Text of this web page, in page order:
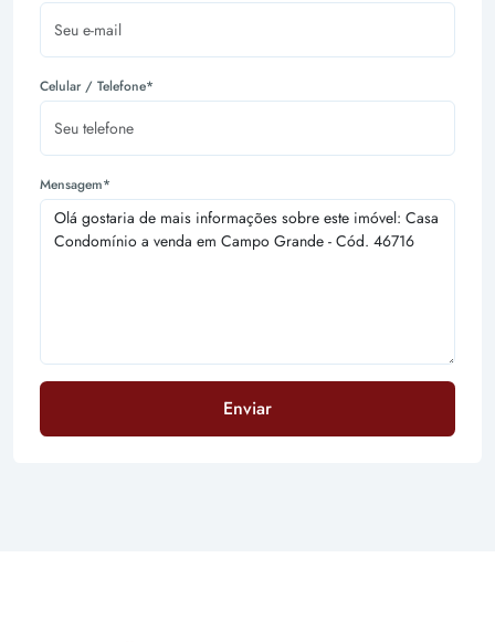
Celular / Telefone*
Mensagem*
Enviar